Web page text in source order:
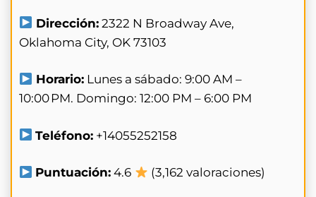
Dirección: 2322 N Broadway Ave,
Oklahoma City, OK 73103
Horario: Lunes a sábado: 9:00 AM –
10:00 PM. Domingo: 12:00 PM – 6:00 PM
Teléfono: +14055252158
Puntuación: 4.6 (3,162 valoraciones)